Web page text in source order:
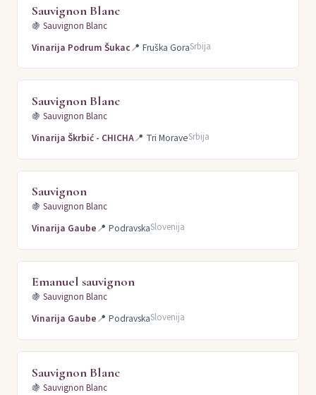
Sauvignon Blanc
🍇 Sauvignon Blanc
Vinarija Podrum Šukac📍 Fruška GoraSrbija
Sauvignon Blanc
🍇 Sauvignon Blanc
Vinarija Škrbić - CHICHA📍 Tri MoraveSrbija
Sauvignon
🍇 Sauvignon Blanc
Vinarija Gaube📍 PodravskaSlovenija
Emanuel sauvignon
🍇 Sauvignon Blanc
Vinarija Gaube📍 PodravskaSlovenija
Sauvignon Blanc
🍇 Sauvignon Blanc